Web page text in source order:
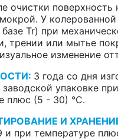
очистки поверхность
У
Tr) при
трении или мытье
изменение
3 года со дня
упаковке при
плюс (5 - 30) °С.
И
и при температуре